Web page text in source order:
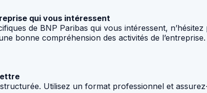
qui vous intéressent
de BNP Paribas qui vous intéressent,
bonne compréhension des activités de l’entreprise.
Utilisez un format professionnel et